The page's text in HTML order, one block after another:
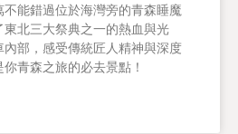
能錯過位於海灣旁的青森睡魔
北三大祭典之一的熱血與光
部，感受傳統匠人精神與深度
青森之旅的必去景點！